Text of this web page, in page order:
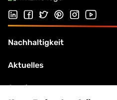
Folgen Sie uns auf LinkedIn
Folgen Sie uns auf
Folgen Sie uns auf
Folgen Sie uns
Folgen Sie
Nachhaltigkeit
Aktuelles
Service